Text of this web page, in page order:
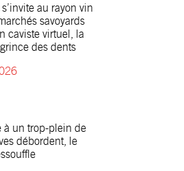
au rayon vin
savoyards
caviste virtuel, la
des dents
à un trop-plein de
débordent, le